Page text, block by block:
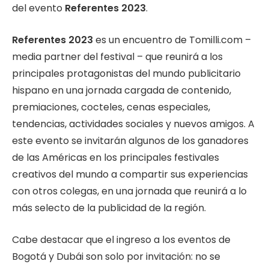
del evento Referentes 2023.
Referentes 2023 es un encuentro de Tomilli.com –
media partner del festival – que reunirá a los
principales protagonistas del mundo publicitario
hispano en una jornada cargada de contenido,
premiaciones, cocteles, cenas especiales,
tendencias, actividades sociales y nuevos amigos. A
este evento se invitarán algunos de los ganadores
de las Américas en los principales festivales
creativos del mundo a compartir sus experiencias
con otros colegas, en una jornada que reunirá a lo
más selecto de la publicidad de la región.
Cabe destacar que el ingreso a los eventos de
Bogotá y Dubái son solo por invitación: no se